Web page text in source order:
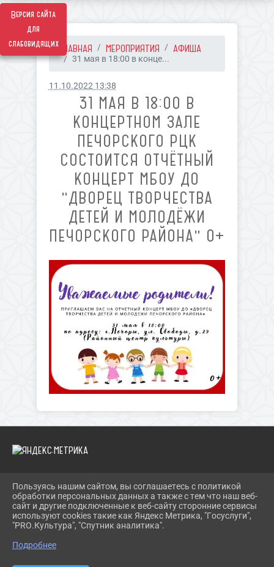
Версия сайта
для
слабовидящихГЛАВНАЯ МЕРОПРИЯТИЯ АФИША
31 мая в 18:00 в конце...
11.10.2022 13:38
31 МАЯ В 18:00 В
КОНЦЕРТНОМ ЗАЛЕ
ПЕЧОРСКОГО РЦК
СОСТОИТСЯ ОТЧЁТНЫЙ
КОНЦЕРТ МБОУ ДО
"ДВОРЕЦ ТВОРЧЕСТВА
ДЕТЕЙ И МОЛОДЁЖИ
ПЕЧОРСКОГО РАЙОНА" 0+
2026 Г. PECHORY-RCK.RU
ВХОД
КАРТА САЙТА
ПОЛИТИКА ОБРАБОТКИ ПЕРСОНАЛЬНЫХ ДАННЫХ
СДЕЛАНО НА KUBCMS
Пользуясь нашим сайтом, вы соглашаетесь с политикой
обработки персональных данных а также с тем что наш веб-
сайт и другие подключенные к веб-сайту сторонние сервисы
используют cookies такие как Яндекс Метрика, "Госуслуги",
"PRO.Культура", "Спутник аналитика".
Подробнее